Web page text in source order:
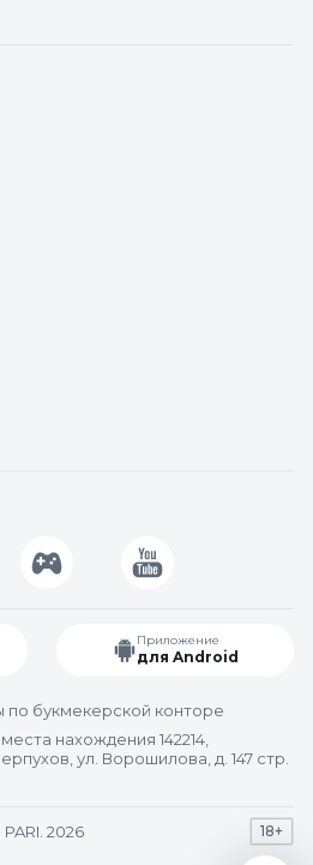
Приложение
для Android
букмекерской конторе
нахождения 142214,
ул. Ворошилова, д. 147 стр.
2026 18+